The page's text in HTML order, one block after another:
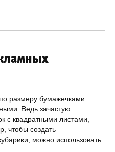
размеру бумажечками
Ведь зачастую
с квадратными листами,
чтобы создать
можно использовать